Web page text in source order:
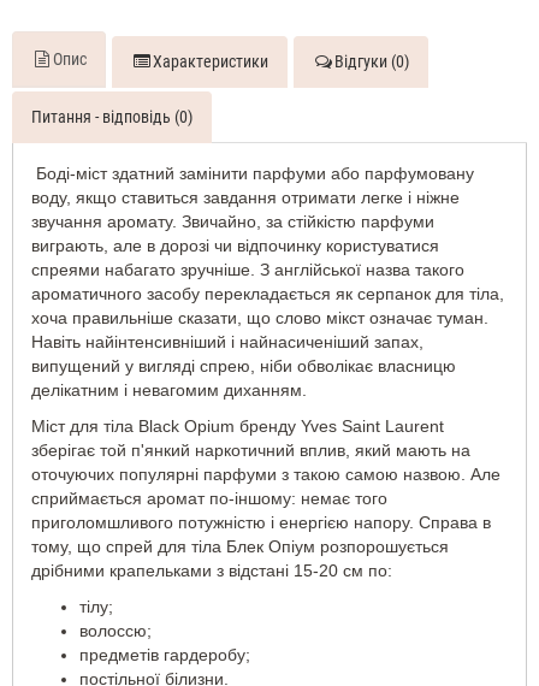
100
Saint
Laurent
Black
Opium
Духи
жіночі
110
Yves
Saint
Laurent
Black
Opium
Опис Характеристики Відгуки (0)
Питання - відповідь (0)
Боді-міст здатний замінити парфуми або парфумовану
воду, якщо ставиться завдання отримати легке і ніжне
звучання аромату. Звичайно, за стійкістю парфуми
виграють, але в дорозі чи відпочинку користуватися
спреями набагато зручніше. З англійської назва такого
ароматичного засобу перекладається як серпанок для тіла,
хоча правильніше сказати, що слово мікст означає туман.
Навіть найінтенсивніший і найнасиченіший запах,
випущений у вигляді спрею, ніби обволікає власницю
делікатним і невагомим диханням.
Міст для тіла Black Opium бренду Yves Saint Laurent
зберігає той п'янкий наркотичний вплив, який мають на
оточуючих популярні парфуми з такою самою назвою. Але
сприймається аромат по-іншому: немає того
приголомшливого потужністю і енергією напору. Справа в
тому, що спрей для тіла Блек Опіум розпорошується
дрібними крапельками з відстані 15-20 см по:
тілу;
волоссю;
предметів гардеробу;
постільної білизни.